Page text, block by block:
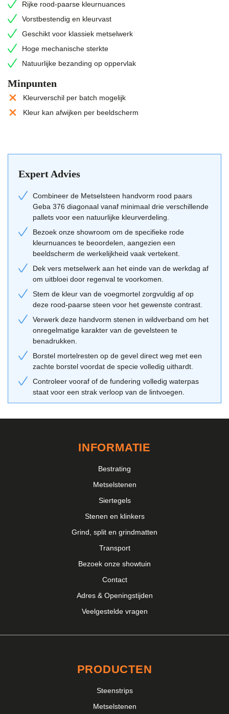
Het
biedt daardoor enorme flexibiliteit in het ontwerp. Deze
roodpaarse steen kan zowel in wildverband als in
halfsteensverband worden verwerkt. Dankzij de hoge hardheid en
vorstbestendigheid is de steen geschikt voor alle denkbare
interieur. De robuuste eigenschappen maken het een duurzame
keuze voor generaties.
Gevels voor woningbouw en utiliteitsbouw
bakstenen
De Geba 376 past uitstekend bij de industriële bouwstijl en de
moderne landelijke architectuur. De donkere nuances geven een
stoer accent aan strakke ontwerpen, terwijl de handvorm structuur
ook niet misstaat bij een klassieke jaren '30 woning. Voor wie op
zoek is naar een alternatief, bieden wij ook diverse andere opties
aan binnen onze categoriemetselstenen rood. Het is een
veelzijdige steen die de brug slaat tussen historisch vakmanschap
en hedendaags design.
Combinatietips van de Geba 376
Voor een optimaal resultaat raden wij aan om deze steen te
combineren met een donkergrijze of antracietkleurige voeg. Dit
benadrukt de paarse tonen en geeft een modern, monolithisch
effect. Kiest je voor een lichtere voeg, dan worden de individuele
stenen meer benadrukt en krijgt de gevel een traditioneler uiterlijk.
Gebruik onzeadviestoolom verschillende combinaties te
verschillende lichtinvallen te beoordelen.
Rijke rood-paarse kleurnuances
Vorstbestendig en kleurvast
Geschikt voor klassiek metselwerk
Hoge mechanische sterkte
Natuurlijke bezanding op oppervlak
Minpunten
Kleurverschil per batch mogelijk
Kleur kan afwijken per beeldscherm
Expert Advies
Combineer de Metselsteen handvorm rood paars
Geba 376 diagonaal vanaf minimaal drie verschillende
pallets voor een natuurlijke kleurverdeling.
Bezoek onze showroom om de specifieke rode
kleurnuances te beoordelen, aangezien een
beeldscherm de werkelijkheid vaak vertekent.
Dek vers metselwerk aan het einde van de werkdag af
om uitbloei door regenval te voorkomen.
Stem de kleur van de voegmortel zorgvuldig af op
deze rood-paarse steen voor het gewenste contrast.
Verwerk deze handvorm stenen in wildverband om het
onregelmatige karakter van de gevelsteen te
benadrukken.
Borstel mortelresten op de gevel direct weg met een
zachte borstel voordat de specie volledig uithardt.
Controleer vooraf of de fundering volledig waterpas
staat voor een strak verloop van de lintvoegen.
INFORMATIE
Bestrating
Metselstenen
Siertegels
Stenen en klinkers
Grind, split en grindmatten
Transport
Bezoek onze showtuin
Contact
Adres & Openingstijden
Veelgestelde vragen
PRODUCTEN
Steenstrips
Metselstenen